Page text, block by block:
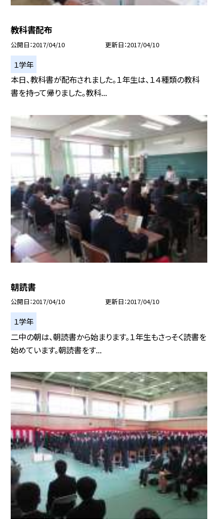
教科書配布
公開日 2017/04/10 更新日 2017/04/10
１学年
本日、教科書が配布されました。１年生は、１４種類の教科
書を持って帰りました。教科...
朝読書
公開日 2017/04/10 更新日 2017/04/10
１学年
二中の朝は、朝読書から始まります。１年生もさっそく読書を
始めています。朝読書をす...